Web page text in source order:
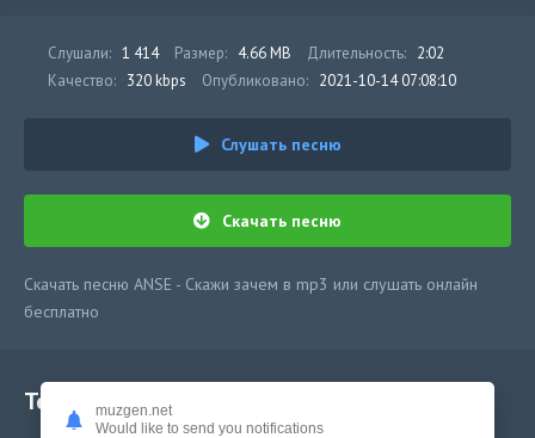
Слушали: 1 414 Размер: 4.66 MB Длительность: 2:02
Качество: 320 kbps Опубликовано: 2021-10-14 07:08:10
Слушать песню
Скачать песню
Скачать песню ANSE - Скажи зачем в mp3 или слушать онлайн
бесплатно
Текст песни
muzgen.net
Would like to send you notifications